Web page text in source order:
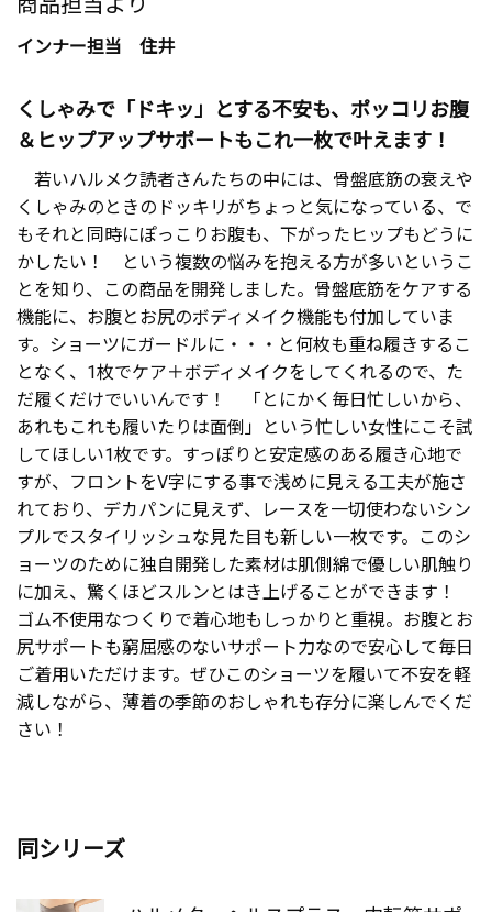
インナー担当 住井
くしゃみで「ドキッ」とする不安も、ポッコリお腹
＆ヒップアップサポートもこれ一枚で叶えます！
若いハルメク読者さんたちの中には、骨盤底筋の衰えや
くしゃみのときのドッキリがちょっと気になっている、で
もそれと同時にぽっこりお腹も、下がったヒップもどうに
かしたい！ という複数の悩みを抱える方が多いというこ
とを知り、この商品を開発しました。骨盤底筋をケアする
機能に、お腹とお尻のボディメイク機能も付加していま
す。ショーツにガードルに・・・と何枚も重ね履きするこ
となく、1枚でケア＋ボディメイクをしてくれるので、た
だ履くだけでいいんです！ 「とにかく毎日忙しいから、
あれもこれも履いたりは面倒」という忙しい女性にこそ試
してほしい1枚です。すっぽりと安定感のある履き心地で
すが、フロントをV字にする事で浅めに見える工夫が施さ
れており、デカパンに見えず、レースを一切使わないシン
プルでスタイリッシュな見た目も新しい一枚です。このシ
ョーツのために独自開発した素材は肌側綿で優しい肌触り
に加え、驚くほどスルンとはき上げることができます！
ゴム不使用なつくりで着心地もしっかりと重視。お腹とお
尻サポートも窮屈感のないサポート力なので安心して毎日
ご着用いただけます。ぜひこのショーツを履いて不安を軽
減しながら、薄着の季節のおしゃれも存分に楽しんでくだ
さい！
同シリーズ